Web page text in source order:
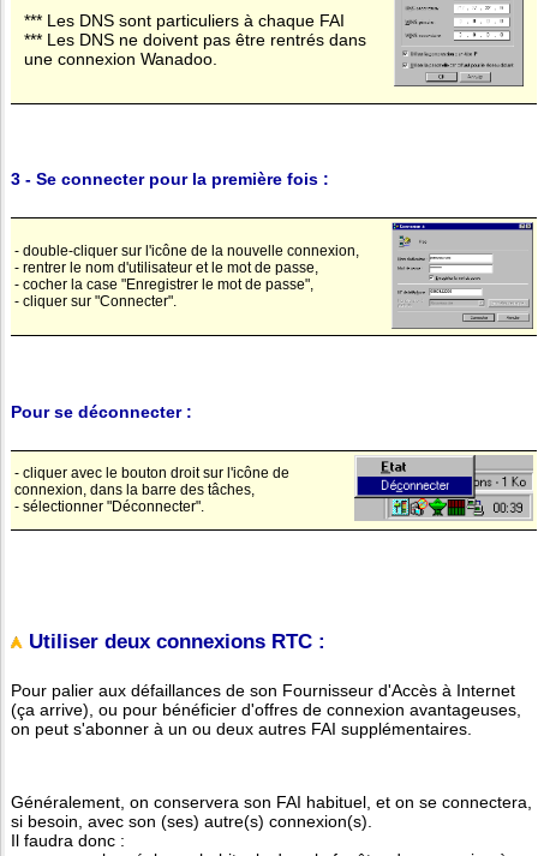
*** Les DNS sont particuliers à chaque FAI
*** Les DNS ne doivent pas être rentrés dans
une connexion Wanadoo.
3 - Se connecter pour la première fois :
- double-cliquer sur l'icône de la nouvelle connexion,
- rentrer le nom d'utilisateur et le mot de passe,
- cocher la case "Enregistrer le mot de passe",
- cliquer sur "Connecter".
Pour se déconnecter :
- cliquer avec le bouton droit sur l'icône de
connexion, dans la barre des tâches,
- sélectionner "Déconnecter".
Utiliser deux connexions RTC :
Pour palier aux défaillances de son Fournisseur d'Accès à Internet
(ça arrive), ou pour bénéficier d'offres de connexion avantageuses,
on peut s'abonner à un ou deux autres FAI supplémentaires.
Généralement, on conservera son FAI habituel, et on se connectera,
si besoin, avec son (ses) autre(s) connexion(s).
Il faudra donc :